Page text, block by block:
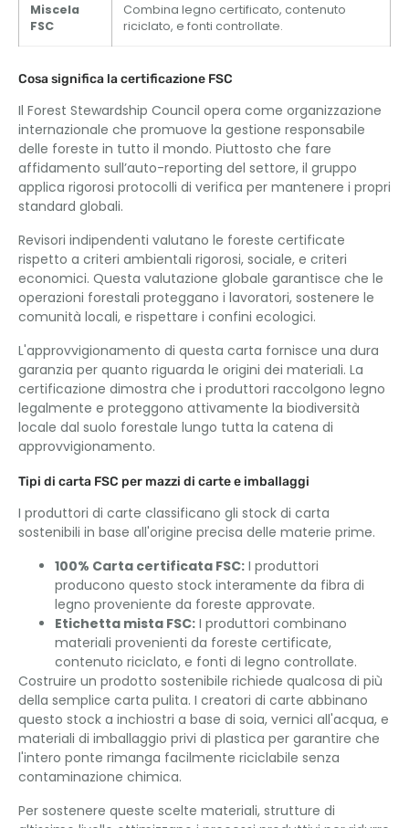
Miscela
FSC
Combina legno certificato, contenuto
riciclato, e fonti controllate.
Cosa significa la certificazione FSC
Il Forest Stewardship Council opera come organizzazione
internazionale che promuove la gestione responsabile
delle foreste in tutto il mondo. Piuttosto che fare
affidamento sull’auto-reporting del settore, il gruppo
applica rigorosi protocolli di verifica per mantenere i propri
standard globali.
Revisori indipendenti valutano le foreste certificate
rispetto a criteri ambientali rigorosi, sociale, e criteri
economici. Questa valutazione globale garantisce che le
operazioni forestali proteggano i lavoratori, sostenere le
comunità locali, e rispettare i confini ecologici.
L'approvvigionamento di questa carta fornisce una dura
garanzia per quanto riguarda le origini dei materiali. La
certificazione dimostra che i produttori raccolgono legno
legalmente e proteggono attivamente la biodiversità
locale dal suolo forestale lungo tutta la catena di
approvvigionamento.
Tipi di carta FSC per mazzi di carte e imballaggi
I produttori di carte classificano gli stock di carta
sostenibili in base all'origine precisa delle materie prime.
100% Carta certificata FSC: I produttori
producono questo stock interamente da fibra di
legno proveniente da foreste approvate.
Etichetta mista FSC: I produttori combinano
materiali provenienti da foreste certificate,
contenuto riciclato, e fonti di legno controllate.
Costruire un prodotto sostenibile richiede qualcosa di più
della semplice carta pulita. I creatori di carte abbinano
questo stock a inchiostri a base di soia, vernici all'acqua, e
materiali di imballaggio privi di plastica per garantire che
l'intero ponte rimanga facilmente riciclabile senza
contaminazione chimica.
Per sostenere queste scelte materiali, strutture di